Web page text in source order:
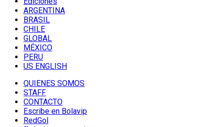
ARGENTINA
BRASIL
CHILE
GLOBAL
MÉXICO
PERU
US ENGLISH
QUIENES SOMOS
STAFF
CONTACTO
Escribe en Bolavip
RedGol